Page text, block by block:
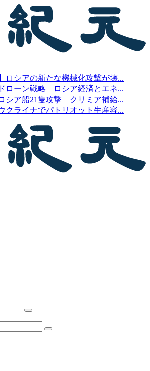
ロシアの新たな機械化攻撃が壊...
ローン戦略 ロシア経済とエネ...
シア船21隻攻撃 クリミア補給...
クライナでパトリオット生産容...